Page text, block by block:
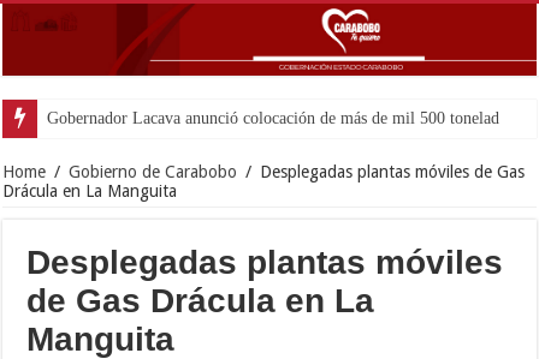
Home / Gobierno de Carabobo / Desplegadas plantas móviles de Gas
Drácula en La Manguita
Desplegadas plantas móviles
de Gas Drácula en La
Manguita